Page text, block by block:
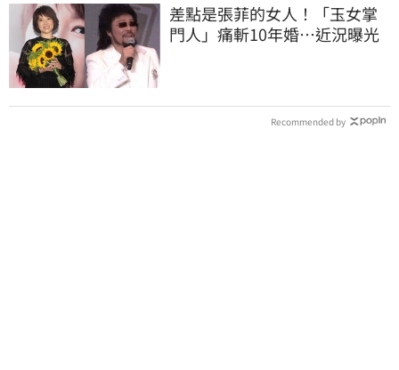
差點是張菲的女人！「玉女掌
門人」痛斬10年婚…近況曝光
Recommended by